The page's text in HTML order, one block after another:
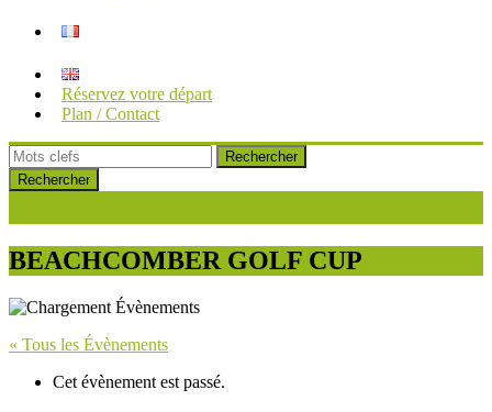
Réservez votre départ
Plan / Contact
Rechercher
BEACHCOMBER GOLF CUP
« Tous les Évènements
Cet évènement est passé.